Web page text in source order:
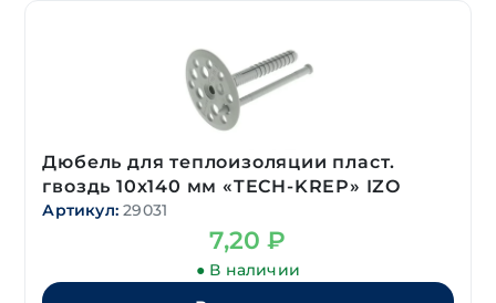
Дюбель для теплоизоляции пласт.
гвоздь 10х140 мм «TECH-KREP» IZO
Артикул: 29031
7,20₽
● В наличии